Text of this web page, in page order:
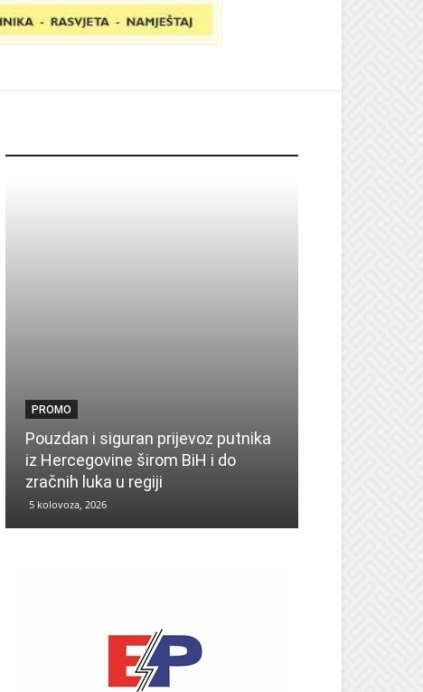
PROMO
Pouzdan i siguran prijevoz putnika
iz Hercegovine širom BiH i do
zračnih luka u regiji
5 kolovoza, 2026